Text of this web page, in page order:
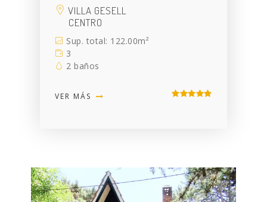
VILLA GESELL
CENTRO
Sup. total: 122.00m²
3
2 baños
VER MÁS